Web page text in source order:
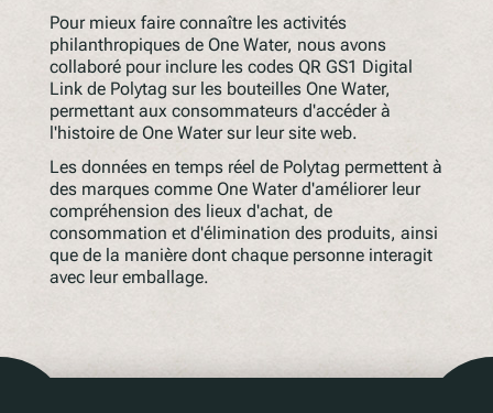
QR Squared par Polytag
Pour mieux faire connaître les activités
philanthropiques de One Water, nous avons
collaboré pour inclure les codes QR GS1 Digital
Link de Polytag sur les bouteilles One Water,
permettant aux consommateurs d'accéder à
l'histoire de One Water sur leur site web.
Les données en temps réel de Polytag permettent à
des marques comme One Water d'améliorer leur
compréhension des lieux d'achat, de
consommation et d'élimination des produits, ainsi
que de la manière dont chaque personne interagit
avec leur emballage.